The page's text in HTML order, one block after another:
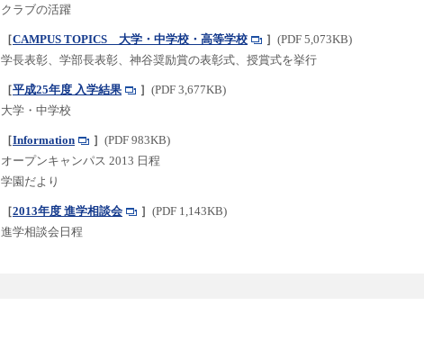
クラブの活躍
［CAMPUS TOPICS 大学・中学校・高等学校 ］ (PDF 5,073KB)
学長表彰、学部長表彰、神谷奨励賞の表彰式、授賞式を挙行
［平成25年度 入学結果 ］ (PDF 3,677KB)
大学・中学校
［Information ］ (PDF 983KB)
オープンキャンパス 2013 日程
学園だより
［2013年度 進学相談会 ］ (PDF 1,143KB)
進学相談会日程